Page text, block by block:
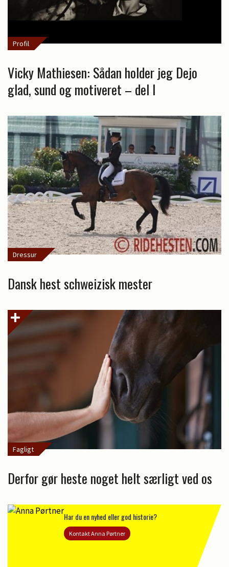
Profil
Vicky Mathiesen: Sådan holder jeg Dejo
glad, sund og motiveret – del I
Dressur
Dansk hest schweizisk mester
Fagligt
Derfor gør heste noget helt særligt ved os
Har du en nyhed eller god historie?
Kontakt Anna Pørtner